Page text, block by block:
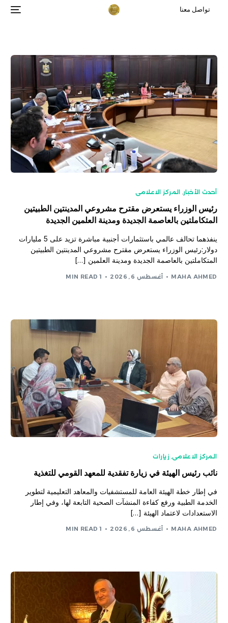
تواصل معنا
أحدث الأخبار, المركز الاعلامى
رئيس الوزراء يستعرض مقترح مشروعي المدينتين الطبيتين
المتكاملتين بالعاصمة الجديدة ومدينة العلمين الجديدة
ينفذهما تحالف عالمي باستثمارات أجنبية مباشرة تزيد على 5 مليارات
دولار:رئيس الوزراء يستعرض مقترح مشروعي المدينتين الطبيتين
المتكاملتين بالعاصمة الجديدة ومدينة العلمين […]
MAHA AHMED أغسطس 6, 2026 1 MIN READ
المركز الاعلامى, زيارات
نائب رئيس الهيئة في زيارة تفقدية للمعهد القومي للتغذية
في إطار خطة الهيئة العامة للمستشفيات والمعاهد التعليمية لتطوير
الخدمة الطبية ورفع كفاءة المنشآت الصحية التابعة لها، وفي إطار
الاستعدادات لاعتماد الهيئة […]
MAHA AHMED أغسطس 6, 2026 1 MIN READ